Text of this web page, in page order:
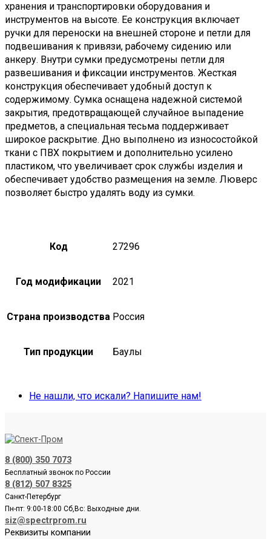
хранения и транспортировки оборудования и
инструментов на высоте. Ее конструкция включает
ручки для переноски на внешней стороне и петли для
подвешивания к привязи, рабочему сидению или
анкеру. Внутри сумки предусмотрены петли для
развешивания и фиксации инструментов. Жесткая
конструкция обеспечивает удобный доступ к
содержимому. Сумка оснащена надежной системой
закрытия, предотвращающей случайное выпадение
предметов, а специальная тесьма поддерживает
широкое раскрытие. Дно выполнено из износостойкой
ткани с ПВХ покрытием и дополнительно усилено
пластиком, что увеличивает срок службы изделия и
обеспечивает удобство размещения на земле. Люверс
позволяет быстро удалять воду из сумки.
Код 27296
Год модификации 2021
Страна производства Россия
Тип продукции Баулы
Не нашли, что искали? Напишите нам!
8 (800) 350 7073
Бесплатный звонок по России
8 (812) 507 8325
Санкт-Петербург
Пн-пт: 9:00-18:00 Сб,Вс: Выходные дни.
siz@spectrprom.ru
Реквизиты компании